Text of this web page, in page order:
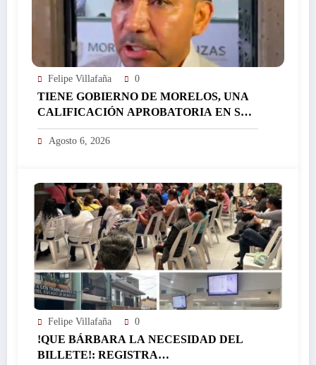
Felipe Villafaña 0
TIENE GOBIERNO DE MORELOS, UNA
CALIFICACIÓN APROBATORIA EN SUS
FINANZAS, AFIRMA EL RESPONSABLE
DEL ÁREA JORGE SALAZAR…
Agosto 6, 2026
Felipe Villafaña 0
!QUE BÁRBARA LA NECESIDAD DEL
BILLETE!: REGISTRA